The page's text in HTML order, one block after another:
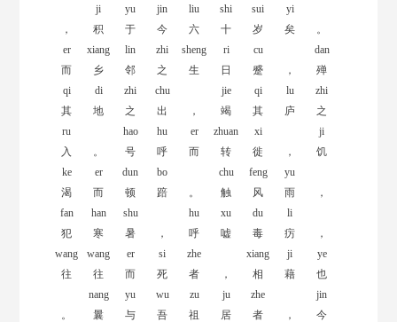
，
ji
积
yu
于
jin
今
liu
六
shi
十
sui
岁
yi
矣
。
er
而
xiang
乡
lin
邻
zhi
之
sheng
生
ri
日
cu
蹙
，
dan
殚
qi
其
di
地
zhi
之
chu
出
，
jie
竭
qi
其
lu
庐
zhi
之
ru
入
。
hao
号
hu
呼
er
而
zhuan
转
xi
徙
，
ji
饥
ke
渴
er
而
dun
顿
bo
踣
。
chu
触
feng
风
yu
雨
，
fan
犯
han
寒
shu
暑
，
hu
呼
xu
嘘
du
毒
li
疠
，
wang
往
wang
往
er
而
si
死
zhe
者
，
xiang
相
ji
藉
ye
也
。
nang
曩
yu
与
wu
吾
zu
祖
ju
居
zhe
者
，
jin
今